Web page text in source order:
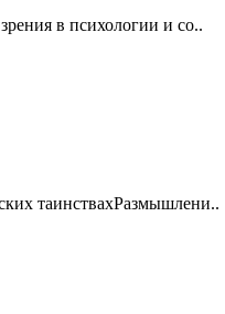
в психологии и со..
таинствахРазмышлени..